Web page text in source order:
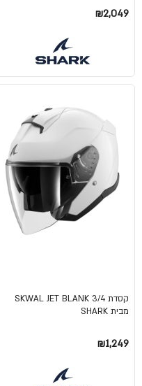
₪2,049
קסדת 3/4 SKWAL JET BLANK
מבית SHARK
₪1,249